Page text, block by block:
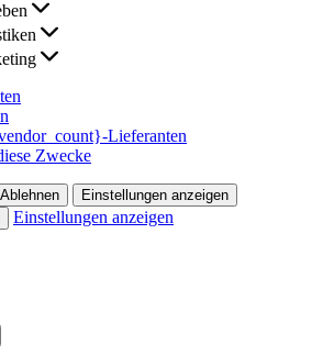
Lieferanten
Zwecke
Ablehnen
Einstellungen anzeigen
Einstellungen anzeigen